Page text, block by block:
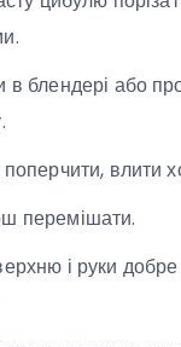
в блендері або
влити
перемішати.
і руки добре